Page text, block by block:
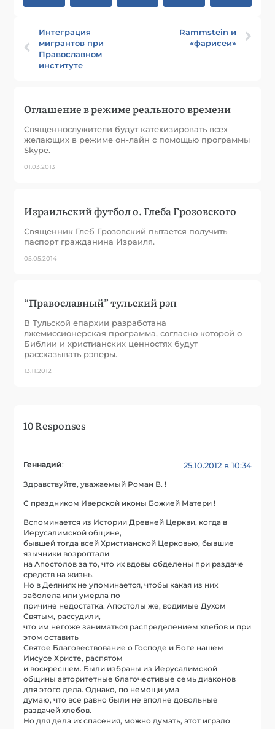
Интеграция
мигрантов при
Православном
институте
Rammstein и
«фарисеи»
Оглашение в режиме реального времени
Священнослужители будут катехизировать всех
желающих в режиме он-лайн с помощью программы
Skype.
01.03.2013
Израильский футбол о. Глеба Грозовского
Священник Глеб Грозовский пытается получить
паспорт гражданина Израиля.
05.05.2014
“Православный” тульский рэп
В Тульской епархии разработана
лжемиссионерская программа, согласно которой о
Библии и христианских ценностях будут
рассказывать рэперы.
13.11.2012
10 Responses
Геннадий: 25.10.2012 в 10:34
Здравствуйте, уважаемый Роман В. !
С праздником Иверской иконы Божией Матери !
Вспоминается из Истории Древней Церкви, когда в
Иерусалимской общине,
бывшей тогда всей Христианской Церковью, бывшие
язычники возроптали
на Апостолов за то, что их вдовы обделены при раздаче
средств на жизнь.
Но в Деяниях не упоминается, чтобы какая из них
заболела или умерла по
причине недостатка. Апостолы же, водимые Духом
Святым, рассудили,
что им негоже заниматься распределением хлебов и при
этом оставить
Святое Благовествование о Господе и Боге нашем
Иисусе Христе, распятом
и воскресшем. Были избраны из Иерусалимской
общины авторитетные благочестивые семь диаконов
для этого дела. Однако, по немощи ума
думаю, что все равно были не вполне довольные
раздачей хлебов.
Но для дела их спасения, можно думать, этот играло